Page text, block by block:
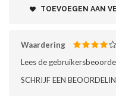
TOEVOEGEN AAN
Waardering
Lees de
SCHRIJF EEN